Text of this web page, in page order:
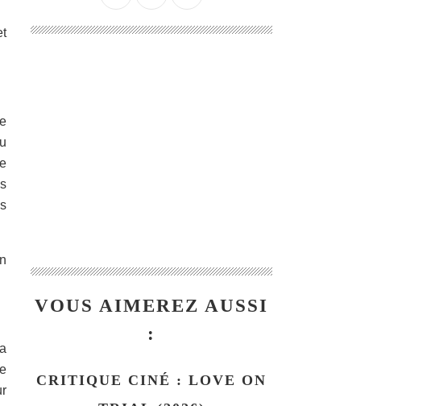
VOUS AIMEREZ AUSSI
:
CRITIQUE CINÉ : LOVE ON